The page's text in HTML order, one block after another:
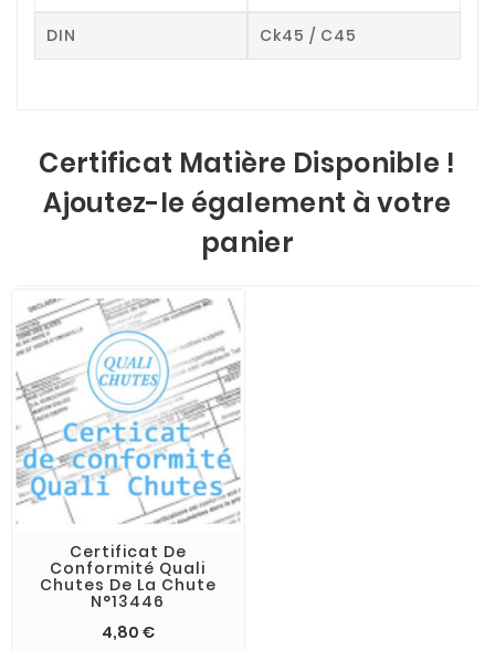
DIN Ck45 / C45
Certificat Matière Disponible !
Ajoutez-le également à votre
panier
Certificat De
Conformité Quali
Chutes De La Chute
N°13446
4,80 €